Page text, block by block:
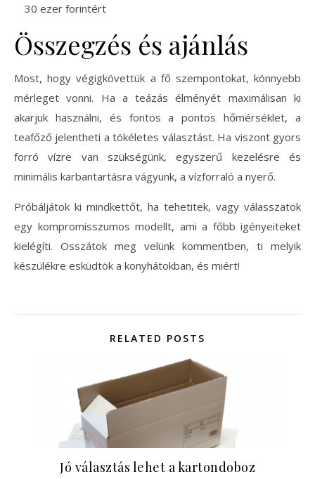
30 ezer forintért
Összegzés és ajánlás
Most, hogy végigkövettük a fő szempontokat, könnyebb
mérleget vonni. Ha a teázás élményét maximálisan ki
akarjuk használni, és fontos a pontos hőmérséklet, a
teafőző jelentheti a tökéletes választást. Ha viszont gyors
forró vízre van szükségünk, egyszerű kezelésre és
minimális karbantartásra vágyunk, a vízforraló a nyerő.
Próbáljátok ki mindkettőt, ha tehetitek, vagy válasszatok
egy kompromisszumos modellt, ami a főbb igényeiteket
kielégíti. Osszátok meg velünk kommentben, ti melyik
készülékre esküdtök a konyhátokban, és miért!
RELATED POSTS
Jó választás lehet a kartondoboz